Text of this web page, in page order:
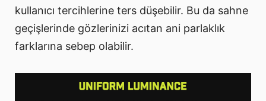
kullanıcı tercihlerine ters düşebilir. Bu da sahne
geçişlerinde gözlerinizi acıtan ani parlaklık
farklarına sebep olabilir.